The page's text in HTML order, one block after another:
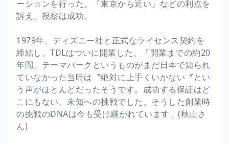
ーションを行った。「東京から近い」などの利点を
訴え、視察は成功。
1979年、ディズニー社と正式なライセンス契約を
締結し、TDLはついに開業した。「開業までの約20
年間、テーマパークというものがまだ日本で知られ
ていなかった当時は〝絶対に上手くいかない〞とい
う声がほとんどだったそうです。成功する保証はど
こにもない、未知への挑戦でした。そうした創業時
の挑戦のDNAは今も受け継がれています」(秋山さ
ん)